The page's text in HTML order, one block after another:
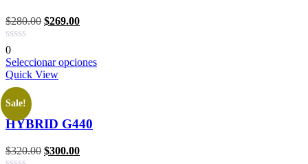
$280.00 $269.00
0
Seleccionar opciones
Quick View
Sale!
HYBRID G440
$320.00 $300.00